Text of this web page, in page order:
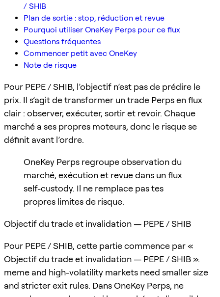
/ SHIB
Plan de sortie : stop, réduction et revue
Pourquoi utiliser OneKey Perps pour ce flux
Questions fréquentes
Commencer petit avec OneKey
Note de risque
Pour PEPE / SHIB, l’objectif n’est pas de prédire le
prix. Il s’agit de transformer un trade Perps en flux
clair : observer, exécuter, sortir et revoir. Chaque
marché a ses propres moteurs, donc le risque se
définit avant l’ordre.
OneKey Perps regroupe observation du
marché, exécution et revue dans un flux
self-custody. Il ne remplace pas tes
propres limites de risque.
Objectif du trade et invalidation — PEPE / SHIB
Pour PEPE / SHIB, cette partie commence par «
Objectif du trade et invalidation — PEPE / SHIB ».
meme and high-volatility markets need smaller size
and stricter exit rules. Dans OneKey Perps, ne